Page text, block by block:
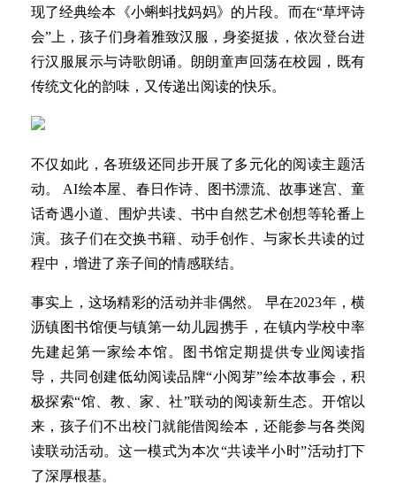
现了经典绘本《小蝌蚪找妈妈》的片段。而在“草坪诗
会”上，孩子们身着雅致汉服，身姿挺拔，依次登台进
行汉服展示与诗歌朗诵。朗朗童声回荡在校园，既有
传统文化的韵味，又传递出阅读的快乐。
不仅如此，各班级还同步开展了多元化的阅读主题活
动。 AI绘本屋、春日作诗、图书漂流、故事迷宫、童
话奇遇小道、围炉共读、书中自然艺术创想等轮番上
演。孩子们在交换书籍、动手创作、与家长共读的过
程中，增进了亲子间的情感联结。
事实上，这场精彩的活动并非偶然。 早在2023年，横
沥镇图书馆便与镇第一幼儿园携手，在镇内学校中率
先建起第一家绘本馆。图书馆定期提供专业阅读指
导，共同创建低幼阅读品牌“小阅芽”绘本故事会，积
极探索“馆、教、家、社”联动的阅读新生态。开馆以
来，孩子们不出校门就能借阅绘本，还能参与各类阅
读联动活动。这一模式为本次“共读半小时”活动打下
了深厚根基。